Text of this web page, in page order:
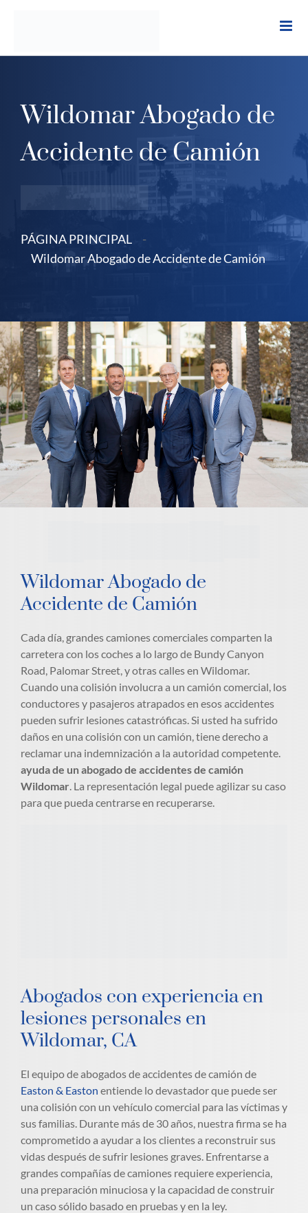
Wildomar Abogado de
Accidente de Camión
PÁGINA PRINCIPAL
-
Wildomar Abogado de Accidente de Camión
Wildomar Abogado de
Accidente de Camión
Cada día, grandes camiones comerciales comparten la
carretera con los coches a lo largo de Bundy Canyon
Road, Palomar Street, y otras calles en Wildomar.
Cuando una colisión involucra a un camión comercial, los
conductores y pasajeros atrapados en esos accidentes
pueden sufrir lesiones catastróficas. Si usted ha sufrido
daños en una colisión con un camión, tiene derecho a
reclamar una indemnización a la autoridad competente.
ayuda de un abogado de accidentes de camión
Wildomar. La representación legal puede agilizar su caso
para que pueda centrarse en recuperarse.
Abogados con experiencia en
lesiones personales en
Wildomar, CA
El equipo de abogados de accidentes de camión de
Easton & Easton entiende lo devastador que puede ser
una colisión con un vehículo comercial para las víctimas y
sus familias. Durante más de 30 años, nuestra firma se ha
comprometido a ayudar a los clientes a reconstruir sus
vidas después de sufrir lesiones graves. Enfrentarse a
grandes compañías de camiones requiere experiencia,
una preparación minuciosa y la capacidad de construir
un caso sólido basado en pruebas y en la ley.